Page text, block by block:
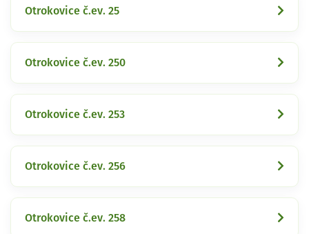
Otrokovice č.ev. 25
Otrokovice č.ev. 250
Otrokovice č.ev. 253
Otrokovice č.ev. 256
Otrokovice č.ev. 258